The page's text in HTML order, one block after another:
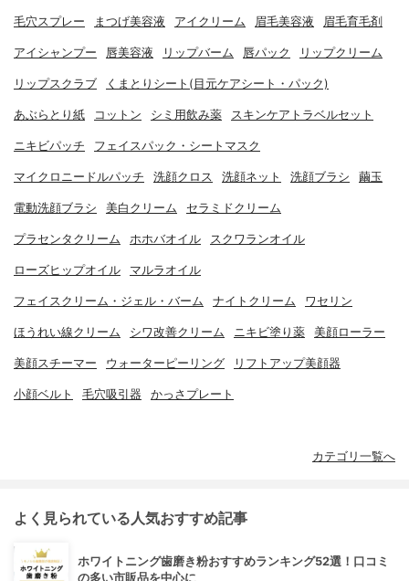
毛穴スプレー まつげ美容液 アイクリーム 眉毛美容液 眉毛育毛剤
アイシャンプー 唇美容液 リップバーム 唇パック リップクリーム
リップスクラブ くまとりシート(目元ケアシート・パック)
あぶらとり紙 コットン シミ用飲み薬 スキンケアトラベルセット
ニキビパッチ フェイスパック・シートマスク
マイクロニードルパッチ 洗顔クロス 洗顔ネット 洗顔ブラシ 繭玉
電動洗顔ブラシ 美白クリーム セラミドクリーム
プラセンタクリーム ホホバオイル スクワランオイル
ローズヒップオイル マルラオイル
フェイスクリーム・ジェル・バーム ナイトクリーム ワセリン
ほうれい線クリーム シワ改善クリーム ニキビ塗り薬 美顔ローラー
美顔スチーマー ウォーターピーリング リフトアップ美顔器
小顔ベルト 毛穴吸引器 かっさプレート
カテゴリ一覧へ
よく見られている人気おすすめ記事
ホワイトニング歯磨き粉おすすめランキング52選！口コミ
の多い市販品を中心に